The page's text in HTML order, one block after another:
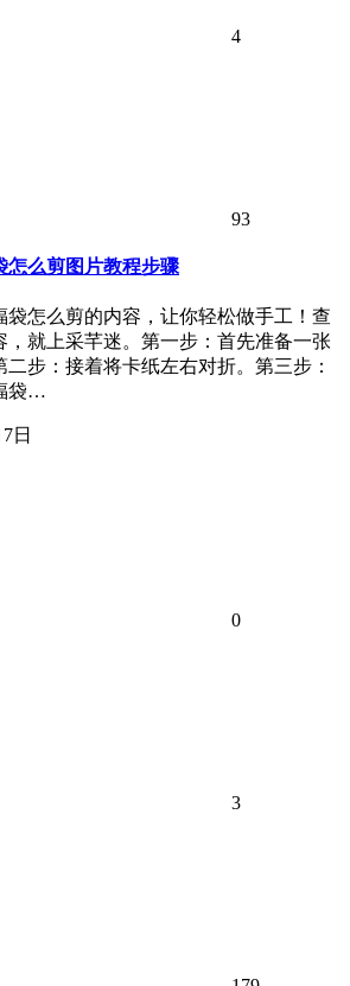
4
93
怎么剪图片教程步骤
袋怎么剪的内容，让你轻松做手工！查
，就上采芊迷。第一步：首先准备一张
二步：接着将卡纸左右对折。第三步：
袋…
日
0
3